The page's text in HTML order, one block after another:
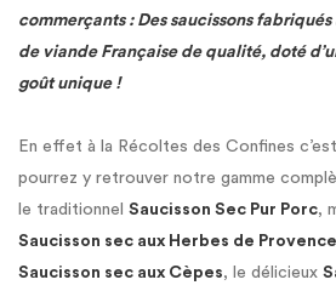
commerçants : Des saucissons
de viande Française de qualité, doté
goût unique !
En effet à la Récoltes des Confines
pourrez y retrouver notre gamme
le traditionnel Saucisson Sec Pur Porc,
Saucisson sec aux Herbes de Provence
Saucisson sec aux Cèpes, le délicieux